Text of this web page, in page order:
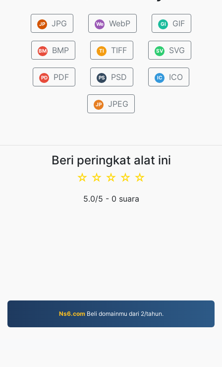
JP JPG We WebP GI GIF
BM BMP TI TIFF SV SVG
PD PDF PS PSD IC ICO
JP JPEG
Beri peringkat alat ini
☆
☆
☆
☆
☆
5.0/5 - 0 suara
Ns6.comBeli domainmu dari 2/tahun.